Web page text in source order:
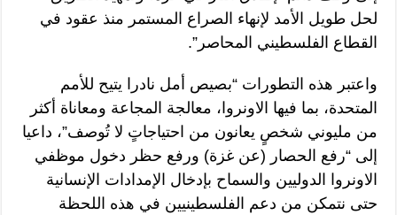
لحل طويل الأمد لإنهاء الصراع المستمر منذ عقود في
القطاع الفلسطيني المحاصر”.
واعتبر هذه التطورات “بصيص أمل نادرا يتيح للأمم
المتحدة، بما فيها الاونروا، معالجة المجاعة ومعاناة أكثر
من مليوني شخصٍ يعانون من احتياجاتٍ لا تُوصف”، داعيا
إلى “رفع الحصار (عن غزة) ورفع حظر دخول موظفي
الاونروا الدوليين والسماح بإدخال الإمدادات الإنسانية
حتى نتمكن من دعم الفلسطينيين في هذه اللحظة